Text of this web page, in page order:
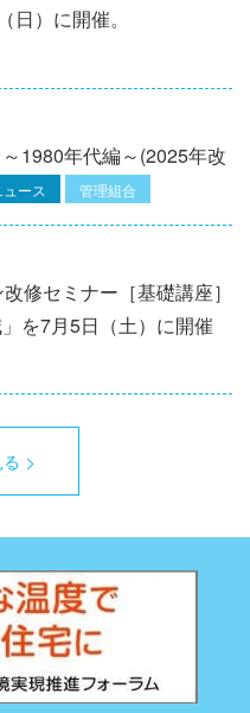
）に開催。
1980年代編～(2025年改
ュース 管理組合
修セミナー［基礎講座］
を7月5日（土）に開催